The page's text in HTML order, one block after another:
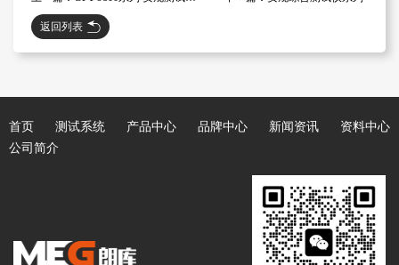
返回列表
首页 测试系统 产品中心 品牌中心 新闻资讯
资料中心
公司简介